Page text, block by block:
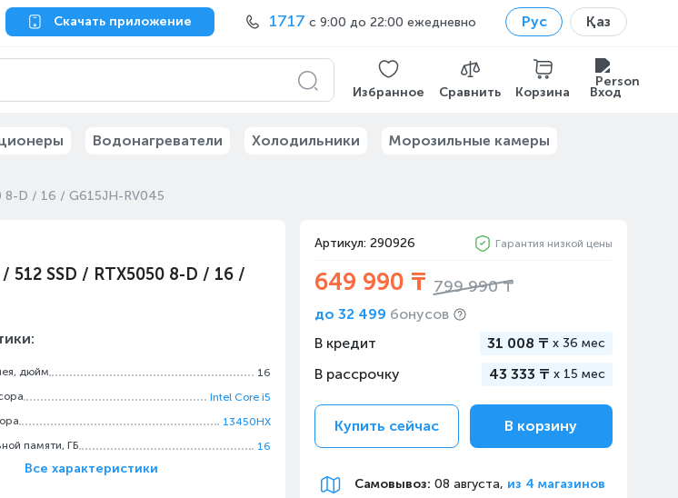
Скачать приложение 1717 с 9:00 до 22:00 ежедневно Рус Қаз
Избранное Сравнить Корзина Вход
Водонагреватели Холодильники Морозильные камеры
8-D / 16 / G615JH-RV045
512 SSD / RTX5050 8-D / 16 /
дюйм
16
Intel Core i5
13450HX
памяти, ГБ
16
Все характеристики
Артикул: 290926 Гарантия низкой цены
649 990 ₸ 799 990 ₸
до 32 499 бонусов
В кредит
31 008 ₸ x 36 мес
В рассрочку 43 333 ₸ x 15 мес
Купить сейчас В корзину
Самовывоз: 08 августа, из 4 магазинов